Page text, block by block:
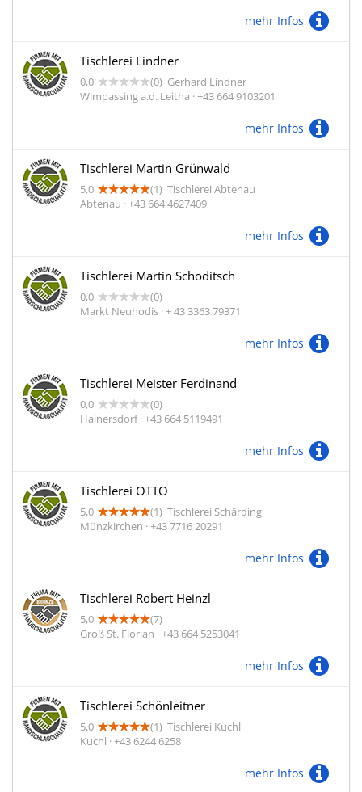
mehr Infos
Tischlerei Lindner
0,0 (0) Gerhard Lindner
Wimpassing a.d. Leitha · +43 664 9103201
mehr Infos
Tischlerei Martin Grünwald
5,0 (1) Tischlerei Abtenau
Abtenau · +43 664 4627409
mehr Infos
Tischlerei Martin Schoditsch
0,0
(0)
Markt Neuhodis · + 43 3363 79371
mehr Infos
Tischlerei Meister Ferdinand
0,0
(0)
Hainersdorf · +43 664 5119491
mehr Infos
Tischlerei OTTO
5,0 (1) Tischlerei Schärding
Münzkirchen · +43 7716 20291
mehr Infos
Tischlerei Robert Heinzl
5,0
(7)
Groß St. Florian · +43 664 5253041
mehr Infos
Tischlerei Schönleitner
5,0 (1) Tischlerei Kuchl
Kuchl · +43 6244 6258
mehr Infos